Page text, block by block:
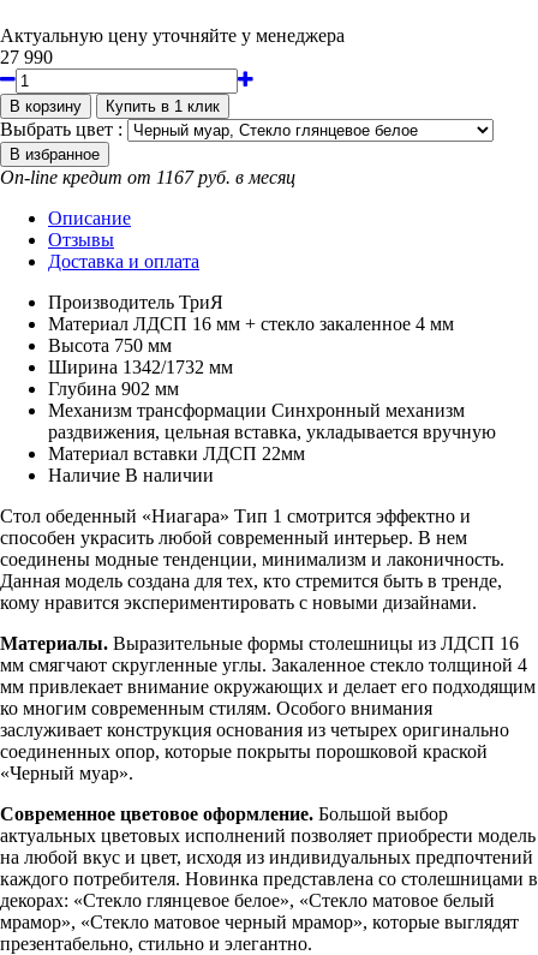
Актуальную цену уточняйте у менеджера
27 990
Выбрать цвет :
On-line кредит от 1167 руб. в месяц
Описание
Отзывы
Доставка и оплата
Производитель ТриЯ
Материал ЛДСП 16 мм + стекло закаленное 4 мм
Высота 750 мм
Ширина 1342/1732 мм
Глубина 902 мм
Механизм трансформации Синхронный механизм
раздвижения, цельная вставка, укладывается вручную
Материал вставки ЛДСП 22мм
Наличие В наличии
Стол обеденный «Ниагара» Тип 1 смотрится эффектно и
способен украсить любой современный интерьер. В нем
соединены модные тенденции, минимализм и лаконичность.
Данная модель создана для тех, кто стремится быть в тренде,
кому нравится экспериментировать с новыми дизайнами.
Материалы. Выразительные формы столешницы из ЛДСП 16
мм смягчают скругленные углы. Закаленное стекло толщиной 4
мм привлекает внимание окружающих и делает его подходящим
ко многим современным стилям. Особого внимания
заслуживает конструкция основания из четырех оригинально
соединенных опор, которые покрыты порошковой краской
«Черный муар».
Современное цветовое оформление. Большой выбор
актуальных цветовых исполнений позволяет приобрести модель
на любой вкус и цвет, исходя из индивидуальных предпочтений
каждого потребителя. Новинка представлена со столешницами в
декорах: «Стекло глянцевое белое», «Стекло матовое белый
мрамор», «Стекло матовое черный мрамор», которые выглядят
презентабельно, стильно и элегантно.